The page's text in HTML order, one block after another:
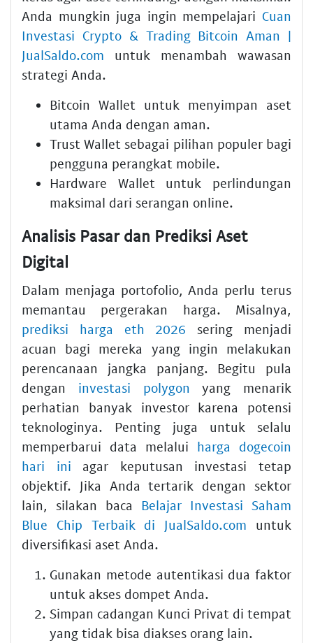
Anda mungkin juga ingin mempelajari Cuan
Investasi Crypto & Trading Bitcoin Aman |
JualSaldo.com untuk menambah wawasan
strategi Anda.
Bitcoin Wallet untuk menyimpan aset
utama Anda dengan aman.
Trust Wallet sebagai pilihan populer bagi
pengguna perangkat mobile.
Hardware Wallet untuk perlindungan
maksimal dari serangan online.
Analisis Pasar dan Prediksi Aset
Digital
Dalam menjaga portofolio, Anda perlu terus
memantau pergerakan harga. Misalnya,
prediksi harga eth 2026 sering menjadi
acuan bagi mereka yang ingin melakukan
perencanaan jangka panjang. Begitu pula
dengan investasi polygon yang menarik
perhatian banyak investor karena potensi
teknologinya. Penting juga untuk selalu
memperbarui data melalui harga dogecoin
hari ini agar keputusan investasi tetap
objektif. Jika Anda tertarik dengan sektor
lain, silakan baca Belajar Investasi Saham
Blue Chip Terbaik di JualSaldo.com untuk
diversifikasi aset Anda.
Gunakan metode autentikasi dua faktor
untuk akses dompet Anda.
Simpan cadangan Kunci Privat di tempat
yang tidak bisa diakses orang lain.